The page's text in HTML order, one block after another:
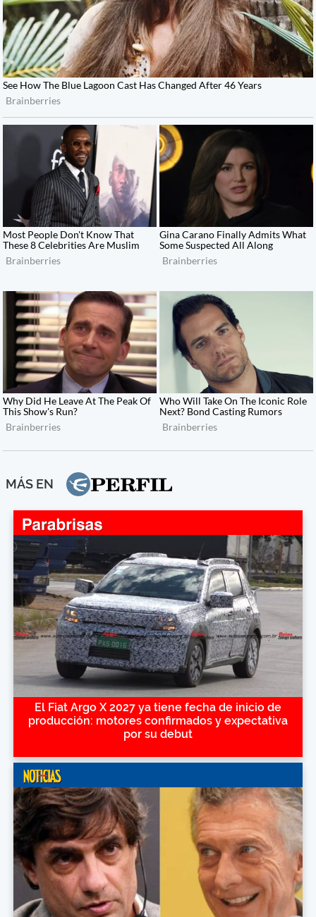
MÁS EN
El Fiat Argo X 2027 ya tiene fecha de inicio de
producción: motores confirmados y expectativa
por su debut